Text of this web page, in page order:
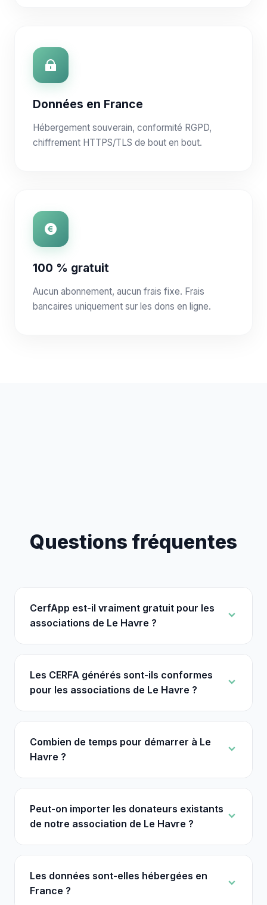
Données en France
Hébergement souverain, conformité RGPD,
chiffrement HTTPS/TLS de bout en bout.
100 % gratuit
Aucun abonnement, aucun frais fixe. Frais
bancaires uniquement sur les dons en ligne.
Questions fréquentes
CerfApp est-il vraiment gratuit pour les
associations de Le Havre ?
Les CERFA générés sont-ils conformes
pour les associations de Le Havre ?
Combien de temps pour démarrer à Le
Havre ?
Peut-on importer les donateurs existants
de notre association de Le Havre ?
Les données sont-elles hébergées en
France ?